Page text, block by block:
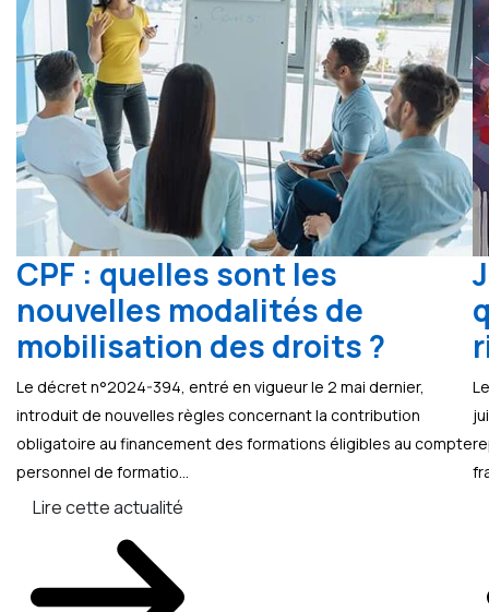
CPF : quelles sont les
nouvelles modalités de
mobilisation des droits ?
Le décret n°2024-394, entré en vigueur le 2 mai dernier,
introduit de nouvelles règles concernant la contribution
obligatoire au financement des formations éligibles au compte
personnel de formatio...
Lire cette actualité